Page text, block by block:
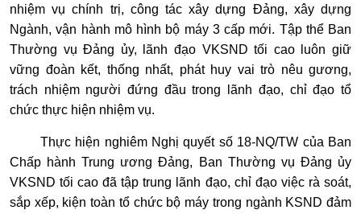
nhiệm vụ chính trị, công tác xây dựng Đảng, xây dựng
Ngành, vận hành mô hình bộ máy 3 cấp mới. Tập thể Ban
Thường vụ Đảng ủy, lãnh đạo VKSND tối cao luôn giữ
vững đoàn kết, thống nhất, phát huy vai trò nêu gương,
trách nhiệm người đứng đầu trong lãnh đạo, chỉ đạo tổ
chức thực hiện nhiệm vụ.
Thực hiện nghiêm Nghị quyết số 18-NQ/TW của Ban
Chấp hành Trung ương Đảng, Ban Thường vụ Đảng ủy
VKSND tối cao đã tập trung lãnh đạo, chỉ đạo việc rà soát,
sắp xếp, kiện toàn tổ chức bộ máy trong ngành KSND đảm